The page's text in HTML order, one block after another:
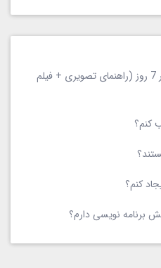
آموزش وردپرس از صفر تا صد در 7 روز (راهنمای تصویری + فیلم
کنم؟
برنامه‌ نویسی دارم؟